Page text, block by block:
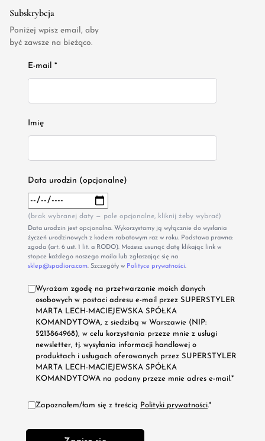
Subskrybcja
Poniżej wpisz email, aby
być zawsze na bieżąco.
E-mail *
Imię
Data urodzin (opcjonalne)
(brak wybranej daty — pole opcjonalne, kliknij żeby wybrać)
Data urodzin jest opcjonalna. Wykorzystamy ją wyłącznie do wysłania
życzeń urodzinowych z kodem rabatowym raz w roku. Podstawa prawna:
zgoda (art. 6 ust. 1 lit. a RODO). Możesz usunąć datę klikając link w
stopce każdego naszego maila lub zgłaszając się na
sklep@spadiora.com. Szczegóły w Polityce prywatności.
Wyrażam zgodę na przetwarzanie moich danych
osobowych w postaci adresu e-mail przez SUPERSTYLER
MARTA LECH-MACIEJEWSKA SPÓŁKA
KOMANDYTOWA, z siedzibą w Warszawie (NIP:
5213864968), w celu korzystania przeze mnie z usługi
newsletter, tj. wysyłania informacji handlowej o
produktach i usługach oferowanych przez SUPERSTYLER
MARTA LECH-MACIEJEWSKA SPÓŁKA
KOMANDYTOWA na podany przeze mnie adres e-mail.*
Zapoznałem/łam się z treścią Polityki prywatności.*